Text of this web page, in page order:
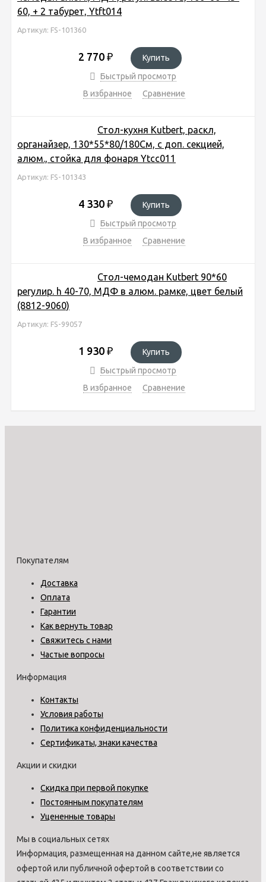
60, + 2 табурет, Ytft014
Артикул: FS-101360
2 770 ₽
Купить
Быстрый просмотр
В избранное
Сравнение
Стол-кухня Kutbert, раскл,
органайзер, 130*55*80/180См, с доп. секцией,
алюм., стойка для фонаря Ytcc011
Артикул: FS-101343
4 330 ₽
Купить
Быстрый просмотр
В избранное
Сравнение
Стол-чемодан Kutbert 90*60
регулир. h 40-70, МДФ в алюм. рамке, цвет белый
(8812-9060)
Артикул: FS-99057
1 930 ₽
Купить
Быстрый просмотр
В избранное
Сравнение
Покупателям
Доставка
Оплата
Гарантии
Как вернуть товар
Свяжитесь с нами
Частые вопросы
Информация
Контакты
Условия работы
Политика конфиденциальности
Сертификаты, знаки качества
Акции и скидки
Скидка при первой покупке
Постоянным покупателям
Уцененные товары
Мы в социальных сетях
Информация, размещенная на данном сайте,не является
офертой или публичной офертой в соответствии со